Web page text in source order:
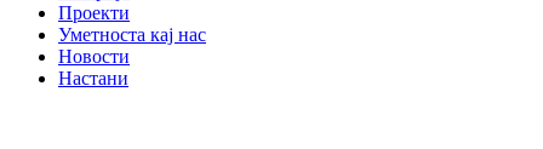
Проекти
Уметноста кај нас
Новости
Настани